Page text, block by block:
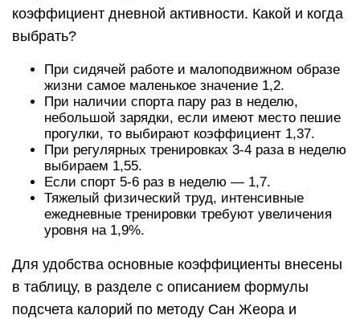
коэффициент дневной активности. Какой и когда
выбрать?
При сидячей работе и малоподвижном образе
жизни самое маленькое значение 1,2.
При наличии спорта пару раз в неделю,
небольшой зарядки, если имеют место пешие
прогулки, то выбирают коэффициент 1,37.
При регулярных тренировках 3-4 раза в неделю
выбираем 1,55.
Если спорт 5-6 раз в неделю — 1,7.
Тяжелый физический труд, интенсивные
ежедневные тренировки требуют увеличения
уровня на 1,9%.
Для удобства основные коэффициенты внесены
в таблицу, в разделе с описанием формулы
подсчета калорий по методу Сан Жеора и